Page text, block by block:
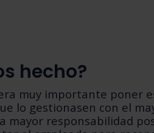
hecho?
muy importante poner
lo gestionasen con el
mayor responsabilidad